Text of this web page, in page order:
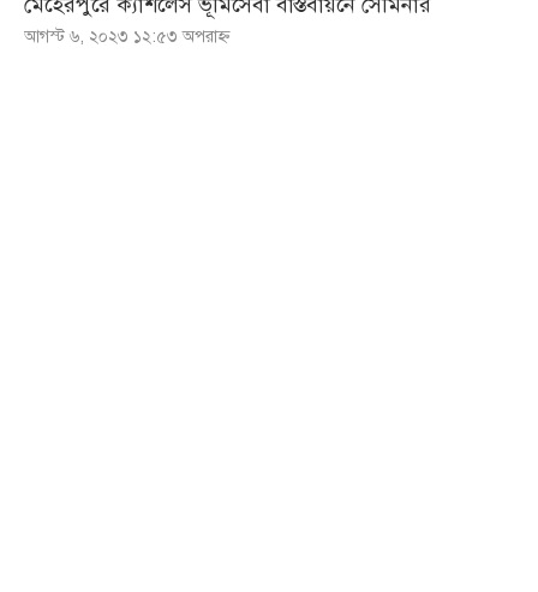
আগস্ট ৬, ২০২৩ ১২:৫৩ অপরাহ্ণ